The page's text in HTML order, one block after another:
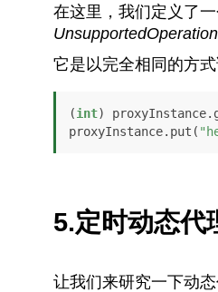
在这里，我们定义了
它是以完全相同的方式
(int)
proxyInstance.put(
5.定时动态代
让我们来研究一下动